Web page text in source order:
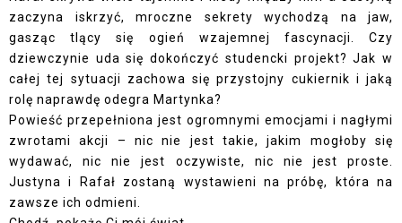
zaczyna iskrzyć, mroczne sekrety wychodzą na jaw,
gasząc tlący się ogień wzajemnej fascynacji. Czy
dziewczynie uda się dokończyć studencki projekt? Jak w
całej tej sytuacji zachowa się przystojny cukiernik i jaką
rolę naprawdę odegra Martynka?
Powieść przepełniona jest ogromnymi emocjami i nagłymi
zwrotami akcji – nic nie jest takie, jakim mogłoby się
wydawać, nic nie jest oczywiste, nic nie jest proste.
Justyna i Rafał zostaną wystawieni na próbę, która na
zawsze ich odmieni.